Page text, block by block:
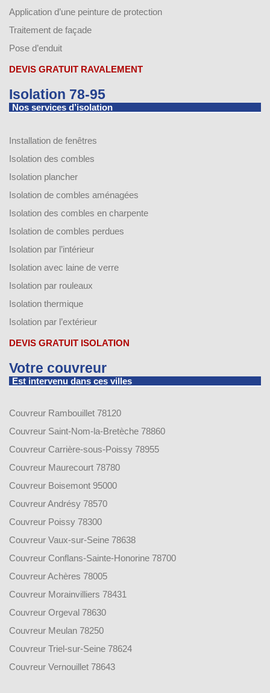
Application d’une peinture de protection
Traitement de façade
Pose d’enduit
DEVIS GRATUIT RAVALEMENT
Isolation 78-95
Nos services d’isolation
Installation de fenêtres
Isolation des combles
Isolation plancher
Isolation de combles aménagées
Isolation des combles en charpente
Isolation de combles perdues
Isolation par l’intérieur
Isolation avec laine de verre
Isolation par rouleaux
Isolation thermique
Isolation par l’extérieur
DEVIS GRATUIT ISOLATION
Votre couvreur
Est intervenu dans ces villes
Couvreur Rambouillet 78120
Couvreur Saint-Nom-la-Bretèche 78860
Couvreur Carrière-sous-Poissy 78955
Couvreur Maurecourt 78780
Couvreur Boisemont 95000
Couvreur Andrésy 78570
Couvreur Poissy 78300
Couvreur Vaux-sur-Seine 78638
Couvreur Conflans-Sainte-Honorine 78700
Couvreur Achères 78005
Couvreur Morainvilliers 78431
Couvreur Orgeval 78630
Couvreur Meulan 78250
Couvreur Triel-sur-Seine 78624
Couvreur Vernouillet 78643